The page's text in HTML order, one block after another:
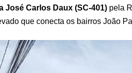
José Carlos Daux (SC-401) pela
que conecta os bairros João